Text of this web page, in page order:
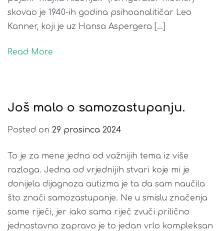
skovao je 1940-ih godina psihoanalitičar Leo
Kanner, koji je uz Hansa Aspergera […]
Read More
Još malo o samozastupanju.
Posted on 29 prosinca 2024
To je za mene jedna od važnijih tema iz više
razloga. Jedna od vrjednijih stvari koje mi je
donijela dijagnoza autizma je ta da sam naučila
što znači samozastupanje. Ne u smislu značenja
same riječi, jer iako sama riječ zvuči prilično
jednostavno zapravo je to jedan vrlo kompleksan